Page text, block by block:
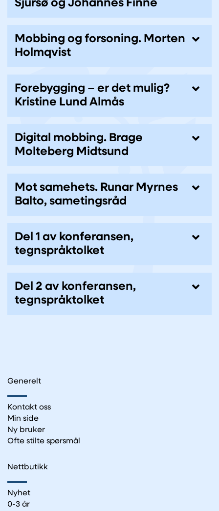
Sjursø og Johannes Finne
Mobbing og forsoning. Morten
Holmqvist
Forebygging – er det mulig?
Kristine Lund Almås
Digital mobbing. Brage
Molteberg Midtsund
Mot samehets. Runar Myrnes
Balto, sametingsråd
Del 1 av konferansen,
tegnspråktolket
Del 2 av konferansen,
tegnspråktolket
Generelt
Kontakt oss
Min side
Ny bruker
Ofte stilte spørsmål
Nettbutikk
Nyhet
0-3 år